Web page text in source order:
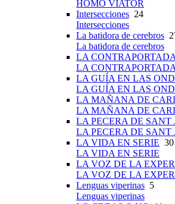
HOMO VIATOR
Intersecciones 24
Intersecciones
La batidora de cerebros
La batidora de cerebros
LA
LA
LA GUÍA EN LAS
LA GUÍA EN LAS
LA MAÑANA DE
LA MAÑANA DE
LA PECERA DE SANT
LA PECERA DE SANT
LA VIDA EN SERIE 30
LA VIDA EN SERIE
LA VOZ DE LA
LA VOZ DE LA
Lenguas viperinas 5
Lenguas viperinas